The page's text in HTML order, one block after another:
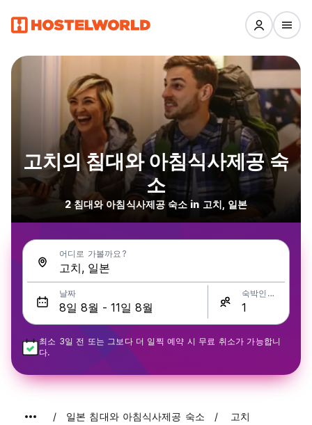
고치의 침대와 아침식사제공 숙
소
2 침대와 아침식사제공 숙소 in 고치, 일본
어디로 가볼까요?
날짜 숙박인원
최소 3일 전 또는 그보다 더 일찍 예약 시 무료 취소가 가능합니
다.
일본 침대와 아침식사제공 숙소 고치